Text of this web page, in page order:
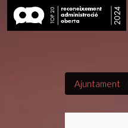
Ajuntament